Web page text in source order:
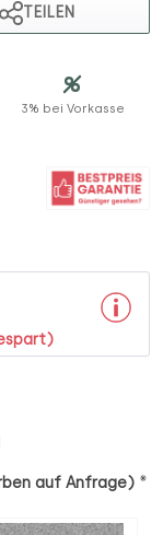
TEILEN
3% bei Vorkasse
auf Anfrage) *